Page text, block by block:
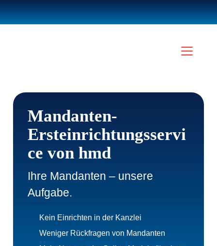
Mandanten-
Ersteinrichtungsservi
ce von hmd
Ihre Mandanten – unsere
Aufgabe.
Kein Einrichten in der Kanzlei
Weniger Rückfragen von Mandanten